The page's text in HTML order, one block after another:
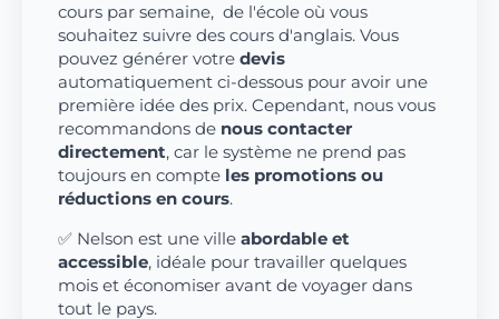
cours par semaine, de l'école où vous
souhaitez suivre des cours d'anglais. Vous
pouvez générer votre devis
automatiquement ci-dessous pour avoir une
première idée des prix. Cependant, nous vous
recommandons de nous contacter
directement, car le système ne prend pas
toujours en compte les promotions ou
réductions en cours.
✅ Nelson est une ville abordable et
accessible, idéale pour travailler quelques
mois et économiser avant de voyager dans
tout le pays.